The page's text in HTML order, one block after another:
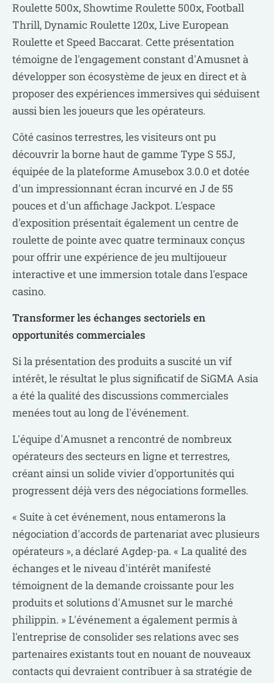
Roulette 500x, Showtime Roulette 500x, Football
Thrill, Dynamic Roulette 120x, Live European
Roulette et Speed ​​Baccarat. Cette présentation
témoigne de l'engagement constant d'Amusnet à
développer son écosystème de jeux en direct et à
proposer des expériences immersives qui séduisent
aussi bien les joueurs que les opérateurs.
Côté casinos terrestres, les visiteurs ont pu
découvrir la borne haut de gamme Type S 55J,
équipée de la plateforme Amusebox 3.0.0 et dotée
d'un impressionnant écran incurvé en J de 55
pouces et d'un affichage Jackpot. L'espace
d'exposition présentait également un centre de
roulette de pointe avec quatre terminaux conçus
pour offrir une expérience de jeu multijoueur
interactive et une immersion totale dans l'espace
casino.
Transformer les échanges sectoriels en
opportunités commerciales
Si la présentation des produits a suscité un vif
intérêt, le résultat le plus significatif de SiGMA Asia
a été la qualité des discussions commerciales
menées tout au long de l'événement.
L'équipe d'Amusnet a rencontré de nombreux
opérateurs des secteurs en ligne et terrestres,
créant ainsi un solide vivier d'opportunités qui
progressent déjà vers des négociations formelles.
« Suite à cet événement, nous entamerons la
négociation d'accords de partenariat avec plusieurs
opérateurs », a déclaré Agdep-pa. « La qualité des
échanges et le niveau d'intérêt manifesté
témoignent de la demande croissante pour les
produits et solutions d'Amusnet sur le marché
philippin. » L'événement a également permis à
l'entreprise de consolider ses relations avec ses
partenaires existants tout en nouant de nouveaux
contacts qui devraient contribuer à sa stratégie de